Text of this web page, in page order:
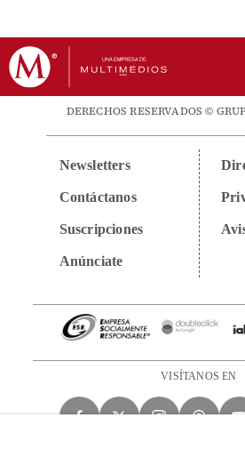
DERECHOS RESERVADOS ©
Newsletters
Contáctanos
Suscripciones
Anúnciate
VISÍTANOS EN